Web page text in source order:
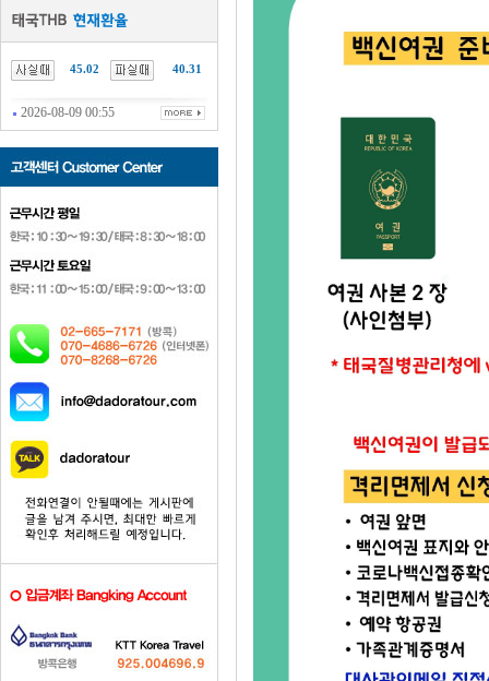
45.02 40.31
2026-08-09 00:55